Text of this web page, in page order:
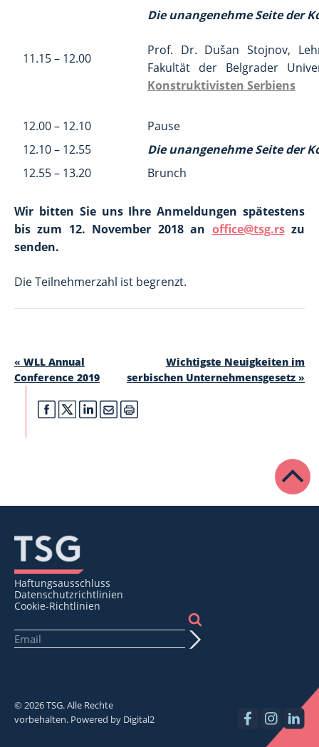
11.15 – 12.00
Die unangenehme Seite der
Prof. Dr. Dušan Stojnov,
Fakultät der Belgrader
Konstruktivisten Serbiens
12.00 – 12.10
Pause
12.10 – 12.55
Die unangenehme Seite der
12.55 – 13.20
Brunch
Wir bitten Sie uns Ihre Anmeldungen spätestens
bis zum 12. November 2018 an office@tsg.rszu
senden.
Die Teilnehmerzahl ist begrenzt.
« WLL Annual
Conference 2019
Wichtigste Neuigkeiten im
serbischen Unternehmensgesetz »
Haftungsausschluss
Datenschutzrichtlinien
Cookie-Richtlinien
© 2026 TSG. Alle Rechte
vorbehalten. Powered by Digital2